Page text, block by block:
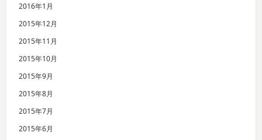
2016年1月
2015年12月
2015年11月
2015年10月
2015年9月
2015年8月
2015年7月
2015年6月